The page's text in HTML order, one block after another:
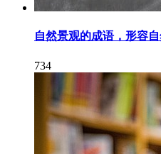
自然景观的成语，形容
734